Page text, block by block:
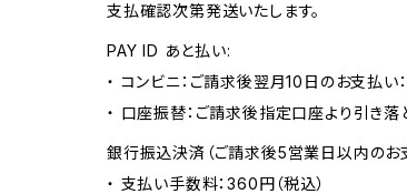
支払確認次第発送いたします。
PAY ID あと払い:
・ コンビニ：ご請求後翌月10日のお支払い
・ 口座振替：ご請求後指定口座より引き落
銀行振込決済（ご請求後5営業日以内のお支
・ 支払い手数料：360円（税込）